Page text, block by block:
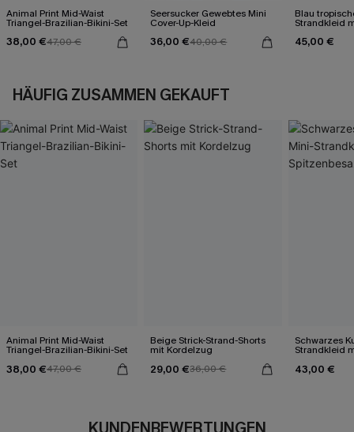
Animal Print Mid-Waist
Triangel-Brazilian-Bikini-Set
38,00 €47,00 €
Seersucker Gewebtes Mini
Cover-Up-Kleid
36,00 €40,00 €
Blau
Strandkleid
45,00 €
HÄUFIG ZUSAMMEN GEKAUFT
Animal Print Mid-Waist
Triangel-Brazilian-Bikini-Set
38,00 €47,00 €
Beige Strick-Strand-Shorts
mit Kordelzug
29,00 €36,00 €
Schwarzes
Strandkleid
43,00 €